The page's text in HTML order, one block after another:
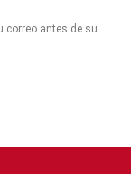
correo antes de su